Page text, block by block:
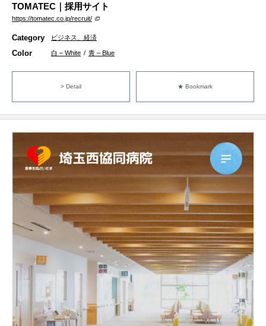
TOMATEC｜採用サイト
https://tomatec.co.jp/recruit/
Category ビジネス、経済
Color 白 – White / 青 – Blue
> Detail ★ Bookmark